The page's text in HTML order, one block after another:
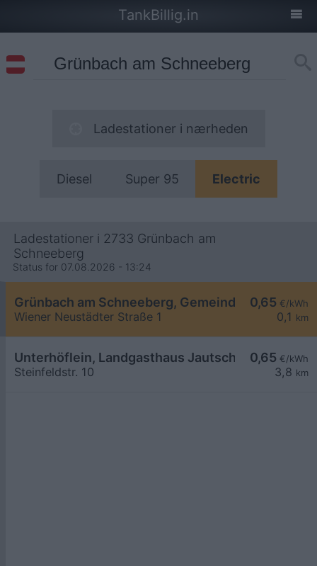
TankBillig.in
Ladestationer i nærheden
Diesel Super 95 Electric
Ladestationer i 2733 Grünbach am
Schneeberg
Status for 07.08.2026 - 13:24
0,65 €/kWh
0,1 km
Grünbach am Schneeberg, Gemeindeamt
Wiener Neustädter Straße 1
0,65 €/kWh
3,8 km
Unterhöflein, Landgasthaus Jautschnig
Steinfeldstr. 10